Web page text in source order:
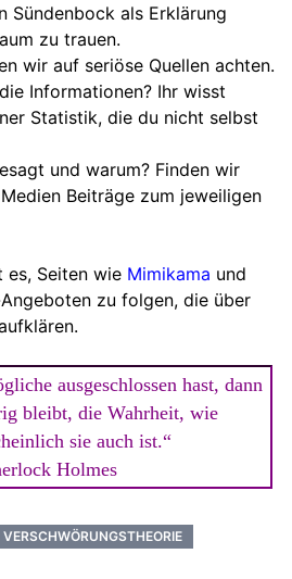
Sündenbock als Erklärung
zu trauen.
wir auf seriöse Quellen achten.
Informationen? Ihr wisst
Statistik, die du nicht selbst
und warum? Finden wir
Beiträge zum jeweiligen
Seiten wie Mimikama und
zu folgen, die über
ausgeschlossen hast, dann
bleibt, die Wahrheit, wie
sie auch ist.“
Holmes
VERSCHWÖRUNGSTHEORIE